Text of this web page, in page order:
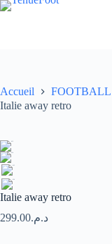
Passer
Accueil FOOTBALL
Italie away retro
Italie away retro
د.م.299.00